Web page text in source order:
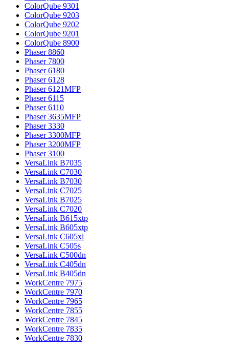
ColorQube 9301
ColorQube 9203
ColorQube 9202
ColorQube 9201
ColorQube 8900
Phaser 8860
Phaser 7800
Phaser 6180
Phaser 6128
Phaser 6121MFP
Phaser 6115
Phaser 6110
Phaser 3635MFP
Phaser 3330
Phaser 3300MFP
Phaser 3200MFP
Phaser 3100
VersaLink B7035
VersaLink C7030
VersaLink B7030
VersaLink C7025
VersaLink B7025
VersaLink C7020
VersaLink B615xtp
VersaLink B605xtp
VersaLink C605xl
VersaLink C505s
VersaLink C500dn
VersaLink C405dn
VersaLink B405dn
WorkCentre 7975
WorkCentre 7970
WorkCentre 7965
WorkCentre 7855
WorkCentre 7845
WorkCentre 7835
WorkCentre 7830